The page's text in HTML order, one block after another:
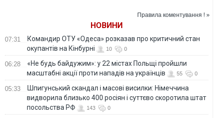
Правила коментування ! »
НОВИНИ
07:31
Командир ОТУ «Одеса» розказав про критичний стан
окупантів на Кінбурні
10 0
06:28
«Не будь байдужим»: у 22 містах Польщі пройшли
масштабні акції проти нападів на українців
55 0
05:33
Шпигунський скандал і масові висилки: Німеччина
видворила близько 400 росіян і суттєво скоротила штат
посольства РФ
143 0